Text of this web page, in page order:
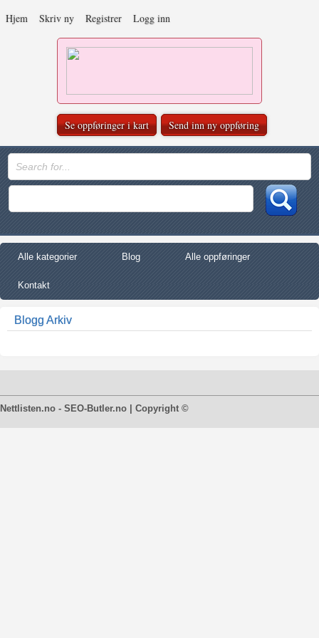
Hjem Skriv ny Registrer Logg inn
Se oppføringer i kart Send inn ny oppføring
Alle kategorier Blog Alle oppføringer
Kontakt
Blogg Arkiv
Nettlisten.no - SEO-Butler.no | Copyright ©